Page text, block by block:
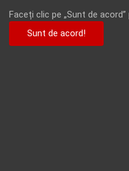
Faceți clic pe „Sunt de
Sunt de acord!